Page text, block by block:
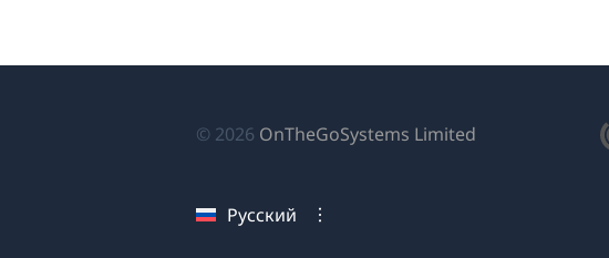
© 2026 OnTheGoSystems Limited
Русский